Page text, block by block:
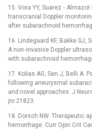
15. Vora YY, Suarez ‑⁠
transcranial Doppler
after subarachnoid
16. Lindegaard KF, Bakke SJ,
A non‑invasive Doppler
with subarachnoid
17. Kolias AG, Sen J, Belli A.
following aneurysmal
and novel approaches. J
jnr.21823.
18. Dorsch NW. Therapeutic
hemorrhage. Curr Opin Crit